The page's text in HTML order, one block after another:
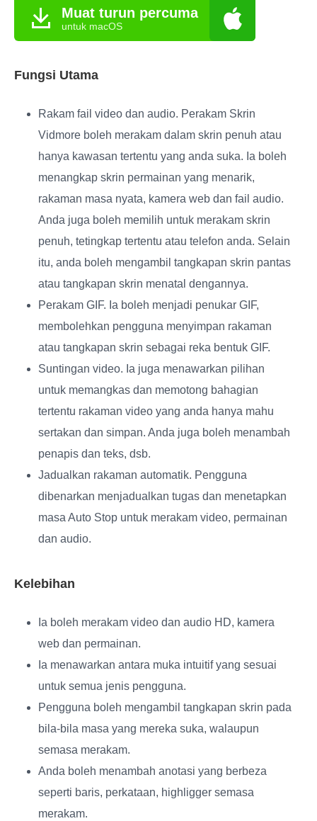
Muat turun percuma
untuk macOS
Fungsi Utama
Rakam fail video dan audio. Perakam Skrin
Vidmore boleh merakam dalam skrin penuh atau
hanya kawasan tertentu yang anda suka. Ia boleh
menangkap skrin permainan yang menarik,
rakaman masa nyata, kamera web dan fail audio.
Anda juga boleh memilih untuk merakam skrin
penuh, tetingkap tertentu atau telefon anda. Selain
itu, anda boleh mengambil tangkapan skrin pantas
atau tangkapan skrin menatal dengannya.
Perakam GIF. Ia boleh menjadi penukar GIF,
membolehkan pengguna menyimpan rakaman
atau tangkapan skrin sebagai reka bentuk GIF.
Suntingan video. Ia juga menawarkan pilihan
untuk memangkas dan memotong bahagian
tertentu rakaman video yang anda hanya mahu
sertakan dan simpan. Anda juga boleh menambah
penapis dan teks, dsb.
Jadualkan rakaman automatik. Pengguna
dibenarkan menjadualkan tugas dan menetapkan
masa Auto Stop untuk merakam video, permainan
dan audio.
Kelebihan
Ia boleh merakam video dan audio HD, kamera
web dan permainan.
Ia menawarkan antara muka intuitif yang sesuai
untuk semua jenis pengguna.
Pengguna boleh mengambil tangkapan skrin pada
bila-bila masa yang mereka suka, walaupun
semasa merakam.
Anda boleh menambah anotasi yang berbeza
seperti baris, perkataan, highligger semasa
merakam.